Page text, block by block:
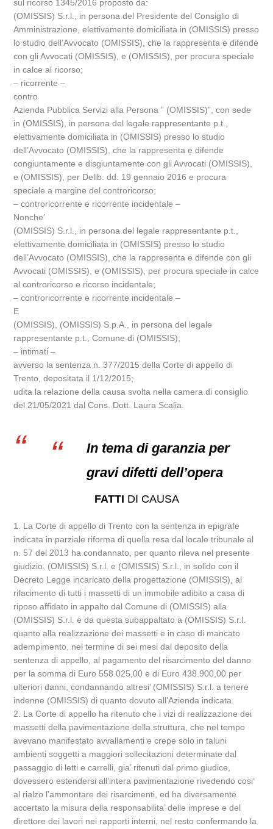
sul ricorso 1345/2016 proposto da:
(OMISSIS) S.r.l., in persona del Presidente del Consiglio di
Amministrazione, elettivamente domiciliata in (OMISSIS) presso
lo studio dell’Avvocato (OMISSIS), che la rappresenta e difende
con gli Avvocati (OMISSIS), e (OMISSIS), per procura speciale
in calce al ricorso;
– ricorrente –
contro
Azienda Pubblica Servizi alla Persona ” (OMISSIS)”, con sede
in (OMISSIS), in persona del legale rappresentante p.t.,
elettivamente domiciliata in (OMISSIS) presso lo studio
dell’Avvocato (OMISSIS), che la rappresenta e difende
congiuntamente e disgiuntamente con gli Avvocati (OMISSIS),
e (OMISSIS), per Delib. dd. 19 gennaio 2016 e procura
speciale a margine del controricorso;
– controricorrente e ricorrente incidentale –
Nonche’
(OMISSIS) S.r.l., in persona del legale rappresentante p.t.,
elettivamente domiciliata in (OMISSIS) presso lo studio
dell’Avvocato (OMISSIS), che la rappresenta e difende con gli
Avvocati (OMISSIS), e (OMISSIS), per procura speciale in calce
al controricorso e ricorso incidentale;
– controricorrente e ricorrente incidentale –
E
(OMISSIS), (OMISSIS) S.p.A., in persona del legale
rappresentante p.t., Comune di (OMISSIS);
– intimati –
avverso la sentenza n. 377/2015 della Corte di appello di
Trento, depositata il 1/12/2015;
udita la relazione della causa svolta nella camera di consiglio
del 21/05/2021 dal Cons. Dott. Laura Scalia.
In tema di garanzia per
gravi difetti dell’opera
FATTI DI CAUSA
1. La Corte di appello di Trento con la sentenza in epigrafe
indicata in parziale riforma di quella resa dal locale tribunale al
n. 57 del 2013 ha condannato, per quanto rileva nel presente
giudizio, (OMISSIS) S.r.l. e (OMISSIS) S.r.l., in solido con il
Decreto Legge incaricato della progettazione (OMISSIS), al
rifacimento di tutti i massetti di un immobile adibito a casa di
riposo affidato in appalto dal Comune di (OMISSIS) alla
(OMISSIS) S.r.l. e da questa subappaltato a (OMISSIS) S.r.l.
quanto alla realizzazione dei massetti e in caso di mancato
adempimento, nel termine di sei mesi dal deposito della
sentenza di appello, al pagamento del risarcimento del danno
per la somma di Euro 558.025,00 e di Euro 438.900,00 per
ulteriori danni, condannando altresi’ (OMISSIS) S.r.l. a tenere
indenne (OMISSIS) di quanto dovuto all’Azienda indicata.
2. La Corte di appello ha ritenuto che i vizi di realizzazione dei
massetti della pavimentazione della struttura, che nel tempo
avevano manifestato avvallamenti e crepe solo in taluni
ambienti soggetti a maggiori sollecitazioni determinate dal
passaggio di letti e carrelli, gia’ ritenuti dal primo giudice,
dovessero estendersi all’intera pavimentazione rivedendo cosi’
al rialzo l’ammontare dei risarcimenti, ed ha diversamente
accertato la misura della responsabilita’ delle imprese e del
direttore dei lavori nei rapporti interni, nel resto confermando la